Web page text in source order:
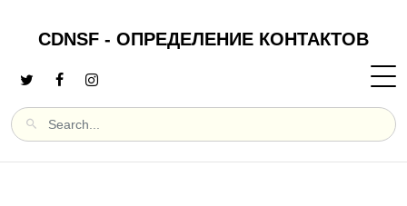
CDNSF - ОПРЕДЕЛЕНИЕ КОНТАКТОВ